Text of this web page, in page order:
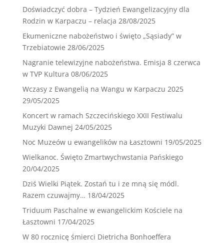
Doświadczyć dobra – Tydzień Ewangelizacyjny dla
Rodzin w Karpaczu – relacja 28/08/2025
Ekumeniczne nabożeństwo i święto „Sąsiady” w
Trzebiatowie 28/06/2025
Nagranie telewizyjne nabożeństwa. Emisja 8 czerwca
w TVP Kultura 08/06/2025
Wczasy z Ewangelią na Wangu w Karpaczu 2025
29/05/2025
Koncert w ramach Szczecińskiego XXII Festiwalu
Muzyki Dawnej 24/05/2025
Noc Muzeów u ewangelików na Łasztowni 19/05/2025
Wielkanoc. Święto Zmartwychwstania Pańskiego
20/04/2025
Dziś Wielki Piątek. Zostań tu i ze mną się módl.
Razem czuwajmy… 18/04/2025
Triduum Paschalne w ewangelickim Kościele na
Łasztowni 17/04/2025
W 80 rocznicę śmierci Dietricha Bonhoeffera